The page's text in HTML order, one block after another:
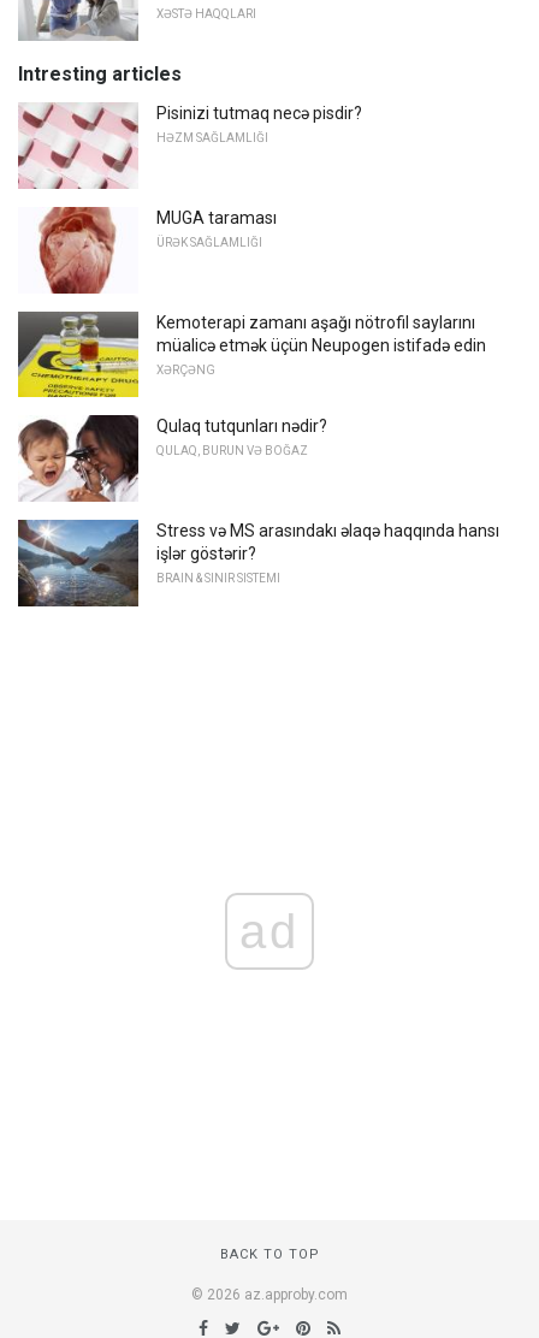
XƏSTƏ HAQQLARI
Intresting articles
Pisinizi tutmaq necə pisdir?
HƏZM SAĞLAMLIĞI
MUGA taraması
ÜRƏK SAĞLAMLIĞI
Kemoterapi zamanı aşağı nötrofil saylarını
müalicə etmək üçün Neupogen istifadə edin
XƏRÇƏNG
Qulaq tutqunları nədir?
QULAQ, BURUN VƏ BOĞAZ
Stress və MS arasındakı əlaqə haqqında hansı
işlər göstərir?
BRAIN & SINIR SISTEMI
ad
BACK TO TOP
© 2026 az.approby.com